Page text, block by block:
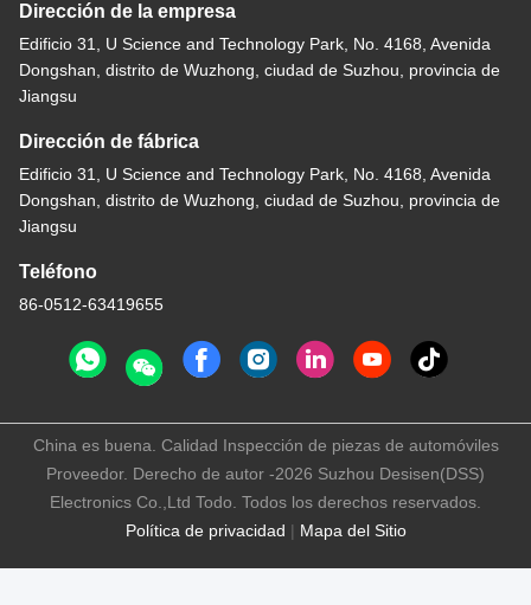
Dirección de la empresa
Edificio 31, U Science and Technology Park, No. 4168, Avenida
Dongshan, distrito de Wuzhong, ciudad de Suzhou, provincia de
Jiangsu
Dirección de fábrica
Edificio 31, U Science and Technology Park, No. 4168, Avenida
Dongshan, distrito de Wuzhong, ciudad de Suzhou, provincia de
Jiangsu
Teléfono
86-0512-63419655
Política de privacidad | Mapa del Sitio
China es buena. Calidad Inspección de piezas de automóviles
Proveedor. Derecho de autor -2026 Suzhou Desisen(DSS)
Electronics Co.,Ltd Todo. Todos los derechos reservados.